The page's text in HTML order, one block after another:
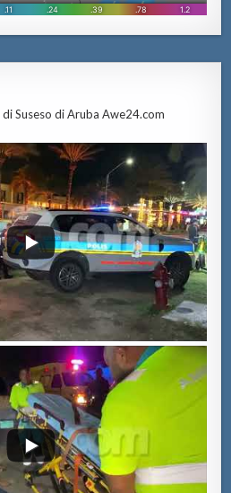
Suseso di Aruba Awe24.com